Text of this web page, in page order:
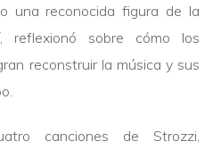
una reconocida figura de la
reflexionó sobre cómo los
reconstruir la música y sus
canciones de Strozzi,